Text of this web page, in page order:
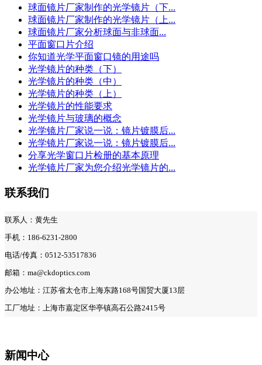
球面镜片厂家制作的光学镜片（下...
球面镜片厂家制作的光学镜片（上...
球面镜片厂家分析球面与非球面...
平面窗口片介绍
你知道光学平面窗口镜的用途吗
光学镜片的种类（下）
光学镜片的种类（中）
光学镜片的种类（上）
光学镜片的性能要求
光学镜片与玻璃的概念
光学镜片厂家说一说：镜片镀膜后...
光学镜片厂家说一说：镜片镀膜后...
分享光学窗口片检册的基本原理
光学镜片厂家为您介绍光学镜片的...
联系我们
联系人：黄先生
手机：186-6231-2800
电话/传真：0512-53517836
邮箱：ma@ckdoptics.com
办公地址：江苏省太仓市上海东路168号国贸大厦13层
工厂地址：上海市嘉定区华亭镇高石公路2415号
新闻中心